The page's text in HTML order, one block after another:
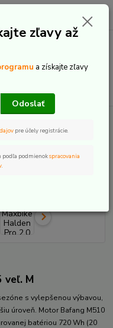
0,00 €
2.0 2025
veľ. M
s vylepšenou výbavou,
úroveň. Motor Bafang M510
batériou 720 Wh (20
zľavy až
a získajte zľavy
Odoslať
pre účely registrácie.
podľa podmienokspracovania
.